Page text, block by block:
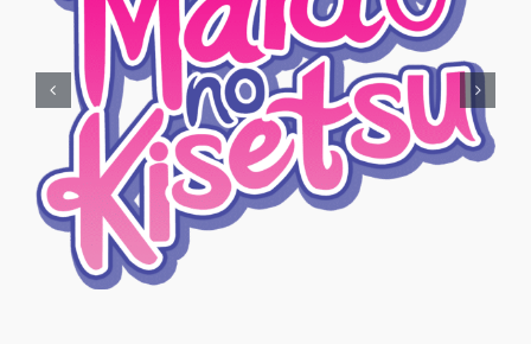
Aktuelle Beiträge
5
Juli 26
DAS WAR DER COSDAY² 2026!
Und schon ist der CosDay² wieder
vorbei… Vielen Dank an alle, die dieses
Wochenende so besonders gemacht haben. Danke
an alle Cosplayer, [...]